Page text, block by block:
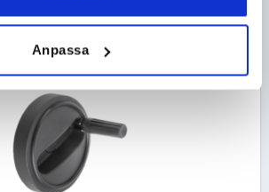
Anpassa